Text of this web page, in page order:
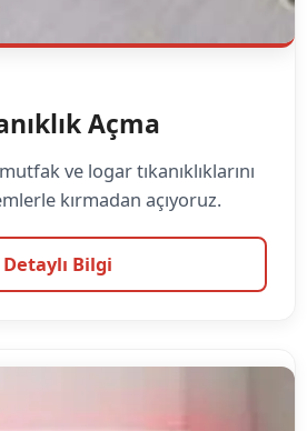
Açma
ve logar tıkanıklıklarını
kırmadan açıyoruz.
Detaylı Bilgi